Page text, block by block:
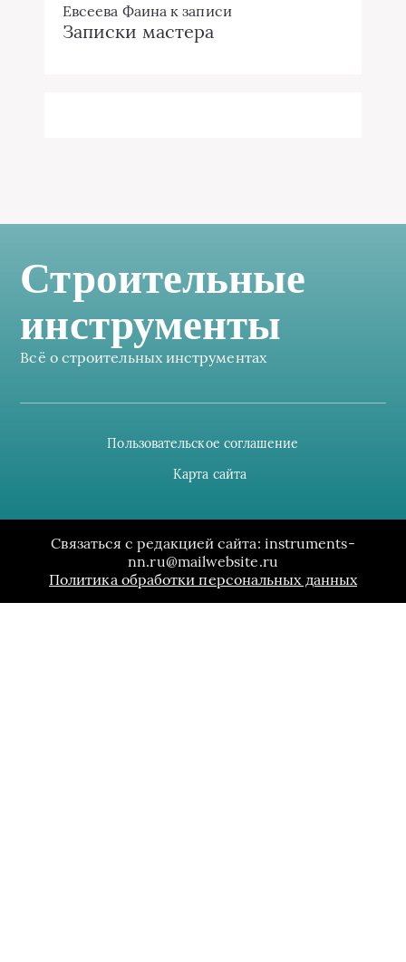
Евсеева Фаина к записи
Записки мастера
Строительные
инструменты
Всё о строительных инструментах
Пользовательское соглашение
Карта сайта
Связаться с редакцией сайта: instruments-
nn.ru@mailwebsite.ru
Политика обработки персональных данных